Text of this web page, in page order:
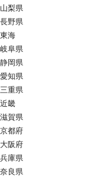
山梨県
長野県
東海
岐阜県
静岡県
愛知県
三重県
近畿
滋賀県
京都府
大阪府
兵庫県
奈良県